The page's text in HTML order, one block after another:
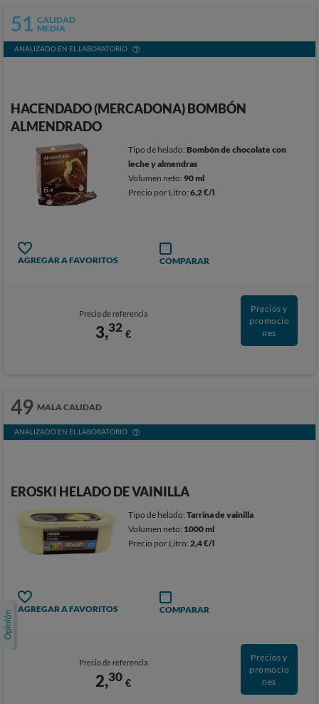
51 CALIDAD
MEDIA
ANALIZADO EN EL LABORATORIO
HACENDADO (MERCADONA) BOMBÓN
ALMENDRADO
Tipo de helado:Bombón de chocolate con
leche y almendras
Volumen neto:90 ml
Precio por Litro:6,2 €/l
AGREGAR A FAVORITOS COMPARAR
Precio de referencia
3,32 €
Precios y
promocio
nes
49 MALA CALIDAD
ANALIZADO EN EL LABORATORIO
EROSKI HELADO DE VAINILLA
Tipo de helado:Tarrina de vainilla
Volumen neto: 1000 ml
Precio por Litro: 2,4 €/l
AGREGAR A FAVORITOS COMPARAR
Precio de referencia
2,30 €
Precios y
promocio
nes